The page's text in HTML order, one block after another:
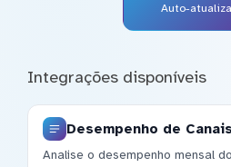
Auto-
Integrações disponíveis
Desempenho de
Analise o desempenho mensal